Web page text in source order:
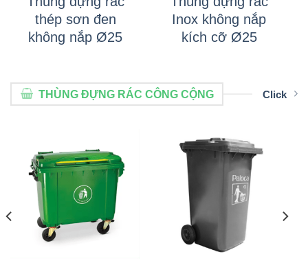
thép sơn đen
không nắp Ø25
Inox không nắp
kích cỡ Ø25
THÙNG ĐỰNG RÁC CÔNG CỘNG Click